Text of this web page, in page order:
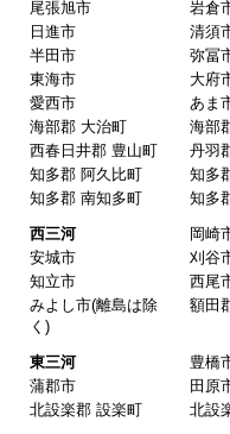
尾張旭市
岩倉
日進市
清須
半田市
弥冨
東海市
大府
愛西市
あま
海部郡 大治町
海部
西春日井郡 豊山町
丹羽
知多郡 阿久比町
知多
知多郡 南知多町
知多
西三河
岡崎
安城市
刈谷
知立市
西尾
みよし市(離島は除
く)
額田
東三河 豊橋
蒲郡市
田原
北設楽郡 設楽町
北設